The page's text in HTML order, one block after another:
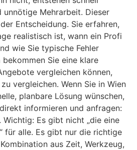
unnötige Mehrarbeit. Dieser
Entscheidung. Sie erfahren,
realistisch ist, wann ein Profi
wie Sie typische Fehler
Sie eine klare
vergleichen können,
vergleichen. Wenn Sie in Wien
planbare Lösung wünschen,
informieren und anfragen:
Wichtig: Es gibt nicht „die eine
für alle. Es gibt nur die richtige
aus Zeit, Werkzeug,